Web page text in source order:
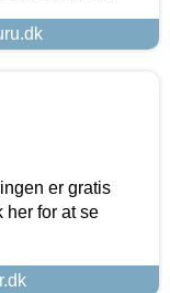
er gratis
her for at se